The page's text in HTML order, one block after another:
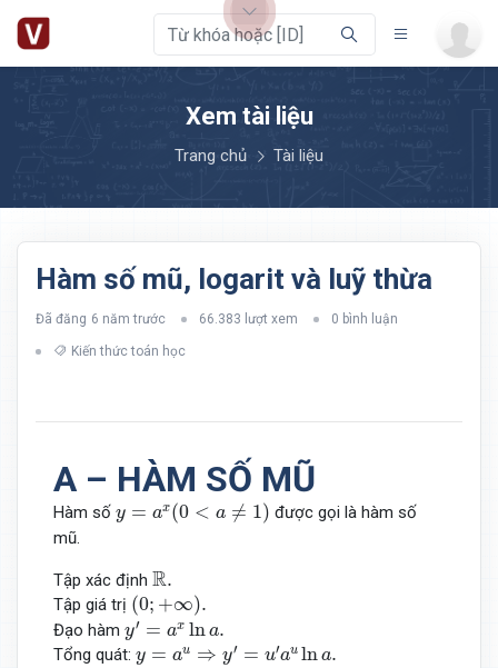
Xem tài liệu
Trang chủ Tài liệu
Hàm số mũ, logarit và luỹ thừa
Đã đăng 6 năm trước 66.383 lượt xem 0 bình luận
Kiến thức toán học
A – HÀM SỐ MŨ
Hàm số y = ax(0 < a ≠ 1)
0<a 1
được gọi là hàm số
mũ.
Tập xác định R.
R.
Tập giá trị (0; +∞).
(0 ∞ .
Đạo hàm y′ = ax lna.
y ′= a x lna.
Tổng quát: y = au ⇒ y′ = u′au lna.
⇒ = a a.